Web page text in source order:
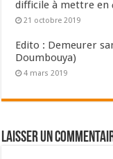
difficile à mettre en
21 octobre 2019
Edito : Demeurer
Doumbouya)
4 mars 2019
Laisser un